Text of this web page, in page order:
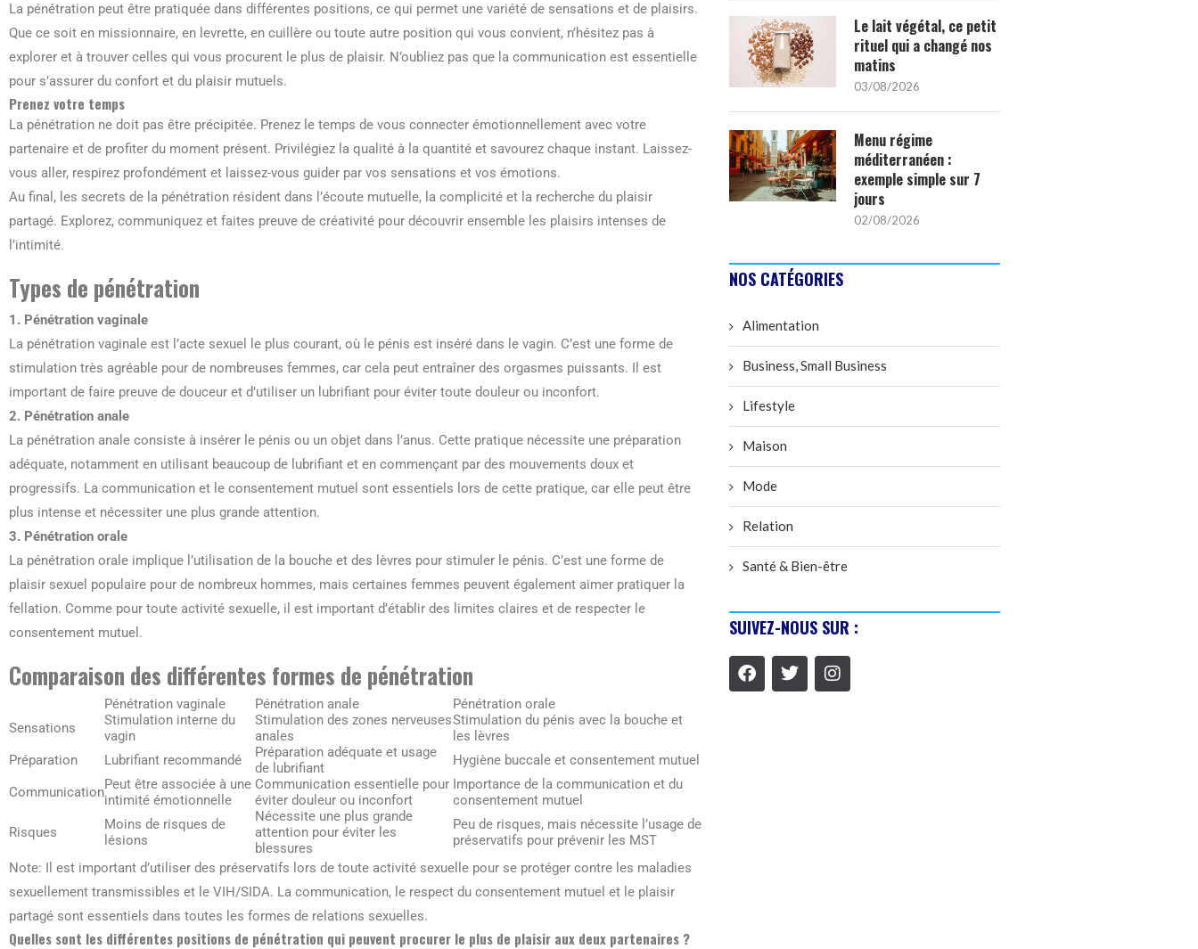
La pénétration peut être pratiquée dans différentes positions, ce qui permet une variété de sensations et de plaisirs.
Que ce soit en missionnaire, en levrette, en cuillère ou toute autre position qui vous convient, n’hésitez pas à
explorer et à trouver celles qui vous procurent le plus de plaisir. N’oubliez pas que la communication est essentielle
pour s’assurer du confort et du plaisir mutuels.
Prenez votre temps
La pénétration ne doit pas être précipitée. Prenez le temps de vous connecter émotionnellement avec votre
partenaire et de profiter du moment présent. Privilégiez la qualité à la quantité et savourez chaque instant. Laissez-
vous aller, respirez profondément et laissez-vous guider par vos sensations et vos émotions.
Au final, les secrets de la pénétration résident dans l’écoute mutuelle, la complicité et la recherche du plaisir
partagé. Explorez, communiquez et faites preuve de créativité pour découvrir ensemble les plaisirs intenses de
l’intimité.
Types de pénétration
1. Pénétration vaginale
La pénétration vaginale est l’acte sexuel le plus courant, où le pénis est inséré dans le vagin. C’est une forme de
stimulation très agréable pour de nombreuses femmes, car cela peut entraîner des orgasmes puissants. Il est
important de faire preuve de douceur et d’utiliser un lubrifiant pour éviter toute douleur ou inconfort.
2. Pénétration anale
La pénétration anale consiste à insérer le pénis ou un objet dans l’anus. Cette pratique nécessite une préparation
adéquate, notamment en utilisant beaucoup de lubrifiant et en commençant par des mouvements doux et
progressifs. La communication et le consentement mutuel sont essentiels lors de cette pratique, car elle peut être
plus intense et nécessiter une plus grande attention.
3. Pénétration orale
La pénétration orale implique l’utilisation de la bouche et des lèvres pour stimuler le pénis. C’est une forme de
plaisir sexuel populaire pour de nombreux hommes, mais certaines femmes peuvent également aimer pratiquer la
fellation. Comme pour toute activité sexuelle, il est important d’établir des limites claires et de respecter le
consentement mutuel.
Comparaison des différentes formes de pénétration
Pénétration vaginale Pénétration anale
Pénétration orale
Sensations
Stimulation interne du
vagin
Stimulation des zones nerveuses
anales
Stimulation du pénis avec la bouche et
les lèvres
Préparation
Lubrifiant recommandé
Préparation adéquate et usage
de lubrifiant
Hygiène buccale et consentement mutuel
CommunicationPeut être associée à une
intimité émotionnelle
Communication essentielle pour
éviter douleur ou inconfort
Importance de la communication et du
consentement mutuel
Risques
Moins de risques de
lésions
Nécessite une plus grande
attention pour éviter les
blessures
Peu de risques, mais nécessite l’usage de
préservatifs pour prévenir les MST
Note: Il est important d’utiliser des préservatifs lors de toute activité sexuelle pour se protéger contre les maladies
sexuellement transmissibles et le VIH/SIDA. La communication, le respect du consentement mutuel et le plaisir
partagé sont essentiels dans toutes les formes de relations sexuelles.
Quelles sont les différentes positions de pénétration qui peuvent procurer le plus de plaisir aux deux partenaires ?
Le lait végétal, ce petit
rituel qui a changé nos
matins
03/08/2026
Menu régime
méditerranéen :
exemple simple sur 7
jours
02/08/2026
NOS CATÉGORIES
Alimentation
Business, Small Business
Lifestyle
Maison
Mode
Relation
Santé & Bien-être
SUIVEZ-NOUS SUR :